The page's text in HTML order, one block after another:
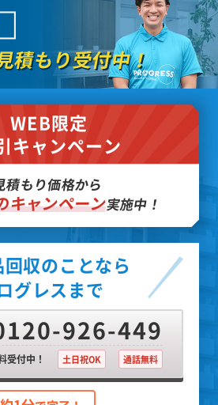
積もり受付中！
WEB限定
キャンペーン
積もり価格から
キャンペーン実施中！
収のことなら
グレスまで
926-449
土日祝OK 通話無料